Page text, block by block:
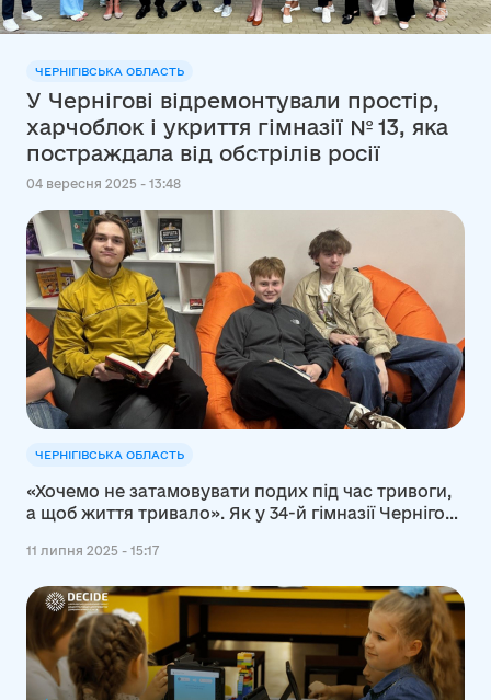
ЧЕРНІГІВСЬКА ОБЛАСТЬ
У Чернігові відремонтували простір,
харчоблок і укриття гімназії № 13, яка
постраждала від обстрілів росії
04 вересня 2025 - 13:48
ЧЕРНІГІВСЬКА ОБЛАСТЬ
«Хочемо не затамовувати подих під час тривоги,
а щоб життя тривало». Як у 34-й гімназії Чернігова
11 липня 2025 - 15:17